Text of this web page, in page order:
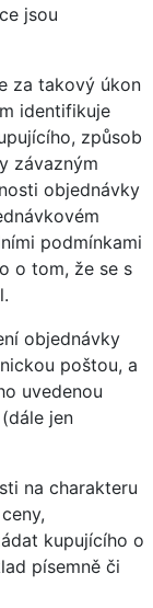
jsou
za takový úkon
identifikuje
způsob
závazným
objednávky
podmínkami
o tom, že se s
objednávky
poštou, a
uvedenou
jen
na charakteru
kupujícího o
písemně či